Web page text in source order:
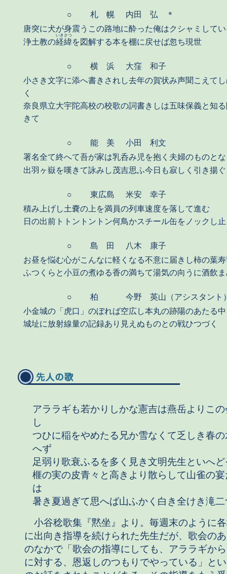
○ 札 幌
内田 弘 ＊
唐突に犬が身震うこの路地に酔った俺はクシャミして
浄土教の経緯
いきさつ
を図解する本を棚に戻せば忽ち現世
○ 横 浜
大窪 和子
小さき文字に添へ書きされし去年の賀状み声聞こえて
く
奈良県立大宇陀高校の校歌の詞書きしは五味保義と知
きて
○ 能 美
小田 利文
署名全て終へて吾が家は乳呑み児を抱く夫婦のものと
出羽ヶ嶽を嘆きて詠みし茂吉思ふ今日も寂しく引き揚
○ 東広島
米安 幸子
積み上げし土嚢の上を満員の列車速度を落して進む
日の出前トトントントン何鳥かスチール缶をノックし
○ 島 田
八木 康子
お昼を悩む心がこんなに軽くなる不意に届きし柿の葉
ふつくらと小豆の煮ゆる香の満ちて湯気の向うに酒飲
○ 柏
今野 英山（アシスタント
小金城の「虎口」のぼれば空広し本丸の跡陽のあたる中
城址に放射線量の記録あり見えぬものとの戦ひつづく
アララギも若かりしかな憲吉は燕岳よりこ
し
つひに稲をやめたる兄か雪なくて乏しき春
へず
足弱り歌衰ふるを多く見き文明先生といへ
榧の実の皮青々と高きより散らして山雀の
は
暑き夏過ぎて思へば山ふかく白き全けき滝
小谷稔歌集『黙坐』より。毎週末のように
に出向き指導を続けられた先生だが、歌会の
のなかで「歌会の指導にしても、アララギか
に対する、恩返しのつもりでやっている」と